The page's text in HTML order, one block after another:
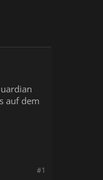
auf dem
#1